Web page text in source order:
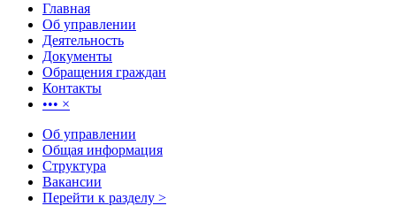
Главная
Об управлении
Деятельность
Документы
Обращения граждан
Контакты
••• ×
Об управлении
Общая информация
Структура
Вакансии
Перейти к разделу >